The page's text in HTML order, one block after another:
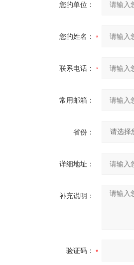
您的单位：
您的姓名：
联系电话：
常用邮箱：
省份：
详细地址：
补充说明：
验证码：